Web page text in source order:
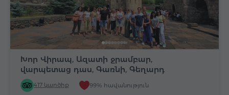
Խոր Վիրապ, Ազատի ջրամբար,
վարպետաց դաս, Գառնի, Գեղարդ
417 կարծիք 99% հավանություն